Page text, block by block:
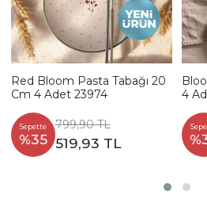
Red Bloom Pasta Tabağı 20
Cm 4 Adet 23974
Sepette
%35
799,90 TL
519,93 TL
4